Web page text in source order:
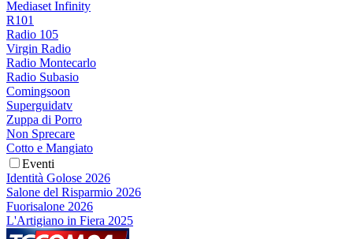
Mediaset Infinity
R101
Radio 105
Virgin Radio
Radio Montecarlo
Radio Subasio
Comingsoon
Superguidatv
Zuppa di Porro
Non Sprecare
Cotto e Mangiato
Eventi
Identità Golose 2026
Salone del Risparmio 2026
Fuorisalone 2026
L'Artigiano in Fiera 2025